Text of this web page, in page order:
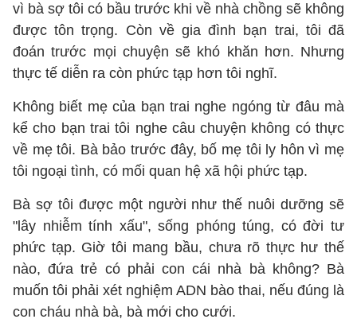
vì bà sợ tôi có bầu trước khi về nhà chồng sẽ không
được tôn trọng. Còn về gia đình bạn trai, tôi đã
đoán trước mọi chuyện sẽ khó khăn hơn. Nhưng
thực tế diễn ra còn phức tạp hơn tôi nghĩ.
Không biết mẹ của bạn trai nghe ngóng từ đâu mà
kể cho bạn trai tôi nghe câu chuyện không có thực
về mẹ tôi. Bà bảo trước đây, bố mẹ tôi ly hôn vì mẹ
tôi ngoại tình, có mối quan hệ xã hội phức tạp.
Bà sợ tôi được một người như thế nuôi dưỡng sẽ
"lây nhiễm tính xấu", sống phóng túng, có đời tư
phức tạp. Giờ tôi mang bầu, chưa rõ thực hư thế
nào, đứa trẻ có phải con cái nhà bà không? Bà
muốn tôi phải xét nghiệm ADN bào thai, nếu đúng là
con cháu nhà bà, bà mới cho cưới.